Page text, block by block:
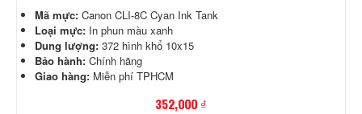
Mã mực: Canon CLI-8C Cyan Ink Tank
Loại mực: In phun màu xanh
Dung lượng: 372 hình khổ 10x15
Bảo hành: Chính hãng
Giao hàng: Miễn phí TPHCM
352,000 ₫